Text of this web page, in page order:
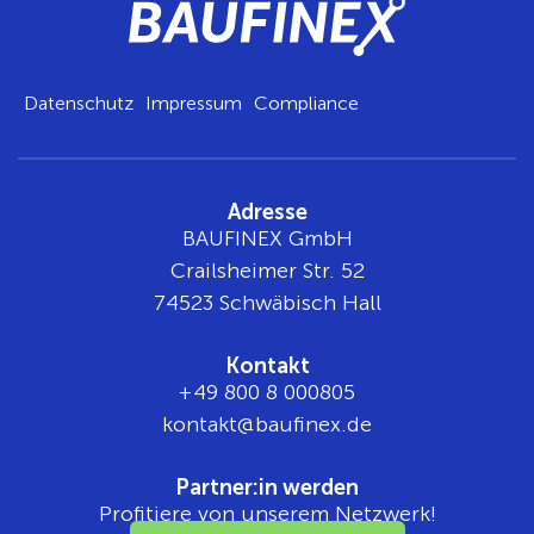
Datenschutz Impressum Compliance
Adresse
BAUFINEX GmbH
Crailsheimer Str. 52
74523 Schwäbisch Hall
Kontakt
+49 800 8 000805
ed.xe
nifua
b@tka
tnok
Partner:in werden
Profitiere von unserem Netzwerk!